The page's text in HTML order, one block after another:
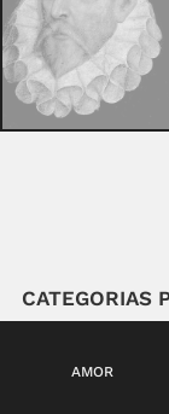
CATEGORIAS
AMOR